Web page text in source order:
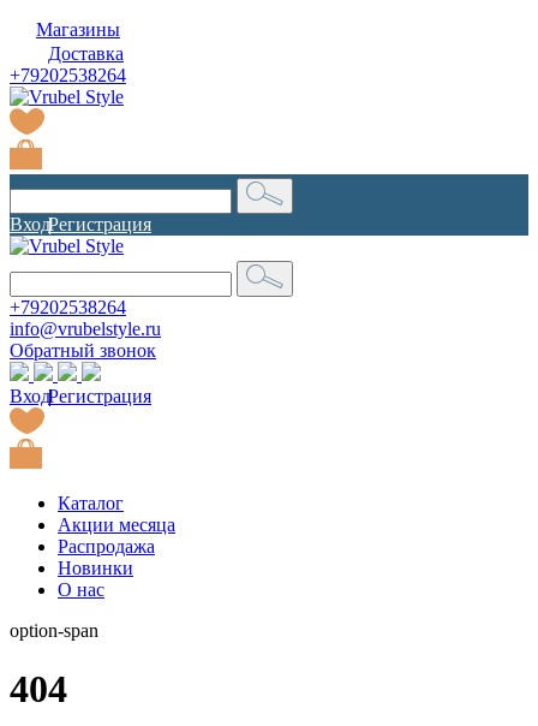
Магазины
Доставка
+79202538264
Вход|
Регистрация
+79202538264
info@vrubelstyle.ru
Обратный звонок
Вход|
Регистрация
Каталог
Акции месяца
Распродажа
Новинки
О нас
option-span
404